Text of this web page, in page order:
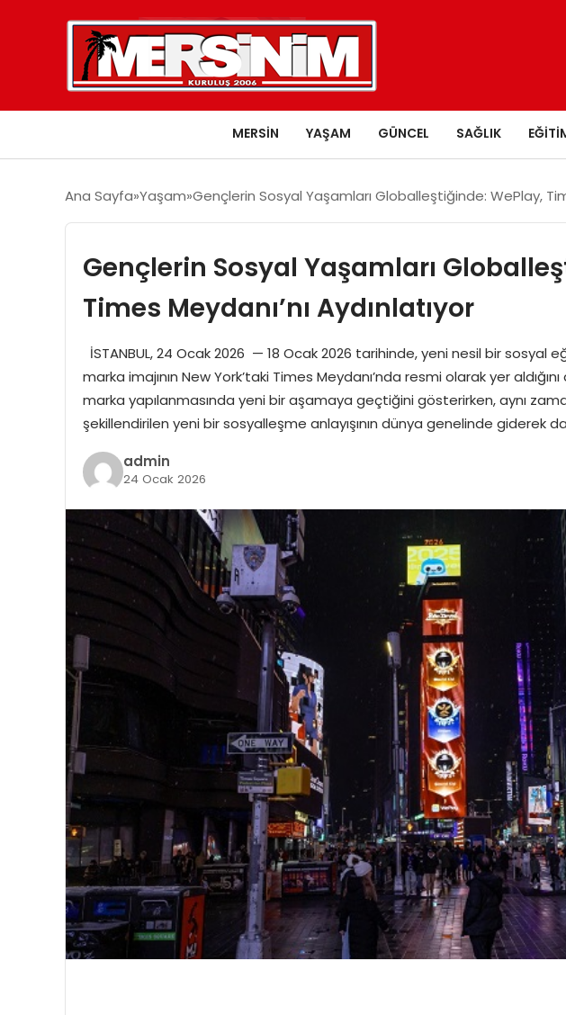
MERSIN YAŞAM GÜNCEL SAĞLIK
Ana Sayfa Yaşam Gençlerin Sosyal Yaşamları Globalleştiğinde: WePlay,
Gençlerin Sosyal Yaşamları
Times Meydanı’nı Aydınlatıyor
İSTANBUL, 24 Ocak 2026 — 18 Ocak 2026 tarihinde, yeni nesil bir sosyal
marka imajının New York’taki Times Meydanı’nda resmi olarak yer
marka yapılanmasında yeni bir aşamaya geçtiğini gösterirken, aynı
şekillendirilen yeni bir sosyalleşme anlayışının dünya genelinde giderek
admin
24 Ocak 2026